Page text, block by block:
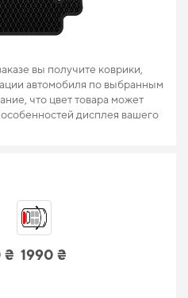
вы получите коврики,
автомобиля по выбранным
что цвет товара может
дисплея вашего
₴ 1990 ₴